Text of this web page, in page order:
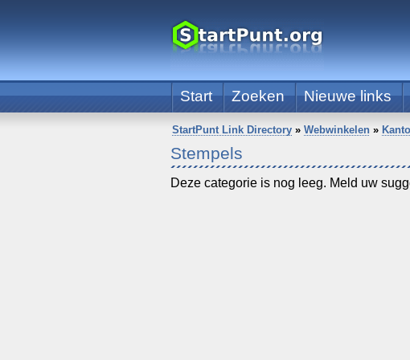
Start Zoeken Nieuwe links
StartPunt Link Directory » Webwinkelen »
Stempels
Deze categorie is nog leeg. Meld uw